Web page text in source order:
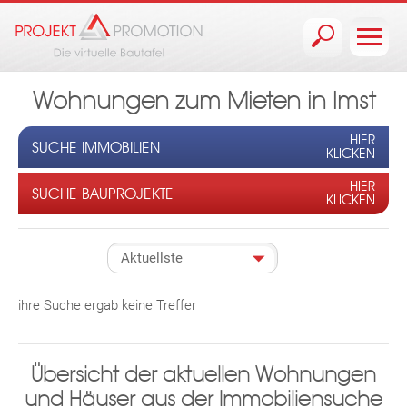
Wohnungen zum Mieten in Imst
SUCHE IMMOBILIEN
HIER
KLICKEN
SUCHE BAUPROJEKTE
HIER
KLICKEN
ihre Suche ergab keine Treffer
Übersicht der aktuellen Wohnungen
und Häuser aus der Immobiliensuche